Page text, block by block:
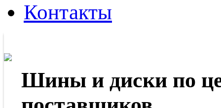
Контакты
Шины и диски по